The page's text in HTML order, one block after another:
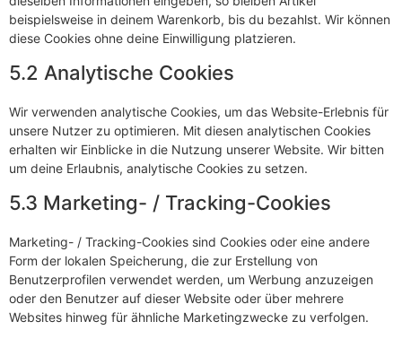
beispielsweise in deinem Warenkorb, bis du bezahlst. Wir können
diese Cookies ohne deine Einwilligung platzieren.
5.2 Analytische Cookies
Wir verwenden analytische Cookies, um das Website-Erlebnis für
unsere Nutzer zu optimieren. Mit diesen analytischen Cookies
erhalten wir Einblicke in die Nutzung unserer Website. Wir bitten
um deine Erlaubnis, analytische Cookies zu setzen.
5.3 Marketing- / Tracking-Cookies
Marketing- / Tracking-Cookies sind Cookies oder eine andere
Form der lokalen Speicherung, die zur Erstellung von
Benutzerprofilen verwendet werden, um Werbung anzuzeigen
oder den Benutzer auf dieser Website oder über mehrere
Websites hinweg für ähnliche Marketingzwecke zu verfolgen.